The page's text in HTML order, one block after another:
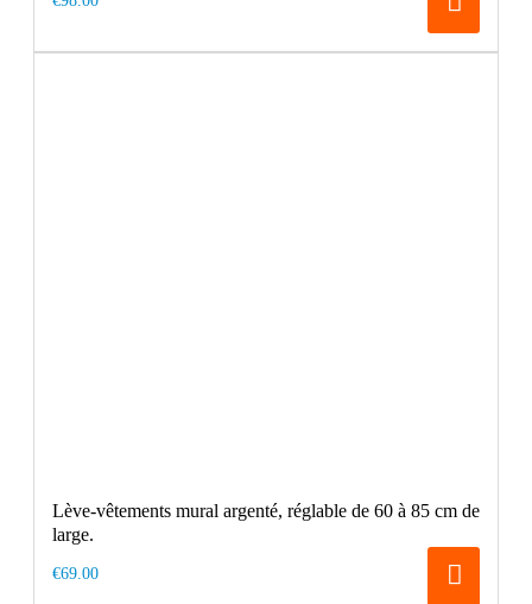
Lève-vêtements mural argenté, réglable de 60 à 85 cm de
large.
€69.00